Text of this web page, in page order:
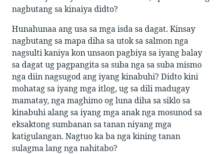
nagbutang sa kinaiya didto?
Hunahunaa ang usa sa mga isda sa dagat. Kinsay
nagbutang sa mapa diha sa utok sa salmon nga
nagsulti kaniya kon unsaon pagbiya sa iyang balay
sa dagat ug pagpangita sa suba nga sa suba mismo
nga diin nagsugod ang iyang kinabuhi? Didto kini
mohatag sa iyang mga itlog, ug sa dili madugay
mamatay, nga maghimo og luna diha sa siklo sa
kinabuhi alang sa iyang mga anak nga mosunod sa
eksaktong sumbanan sa tanan niyang mga
katigulangan. Nagtuo ka ba nga kining tanan
sulagma lang nga nahitabo?